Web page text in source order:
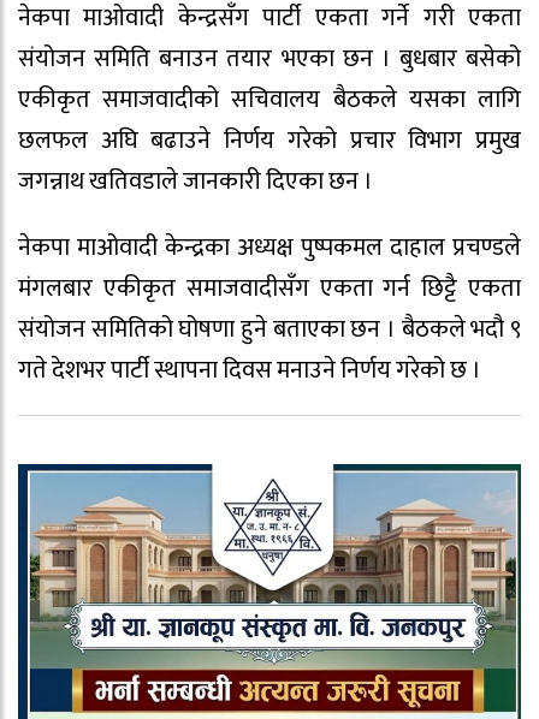
नेकपा माओवादी केन्द्रसँग पार्टी एकता गर्ने गरी एकता
संयोजन समिति बनाउन तयार भएका छन । बुधबार बसेको
एकीकृत समाजवादीको सचिवालय बैठकले यसका लागि
छलफल अघि बढाउने निर्णय गरेको प्रचार विभाग प्रमुख
जगन्नाथ खतिवडाले जानकारी दिएका छन ।
नेकपा माअ‍ोवादी केन्द्रका अध्यक्ष पुष्पकमल दाहाल प्रचण्डले
मंगलबार एकीकृत समाजवादीसँग एकता गर्न छिट्टै एकता
संयोजन समितिको घोषणा हुने बताएका छन । बैठकले भदौ ९
गते देशभर पार्टी स्थापना दिवस मनाउने निर्णय गरेको छ ।